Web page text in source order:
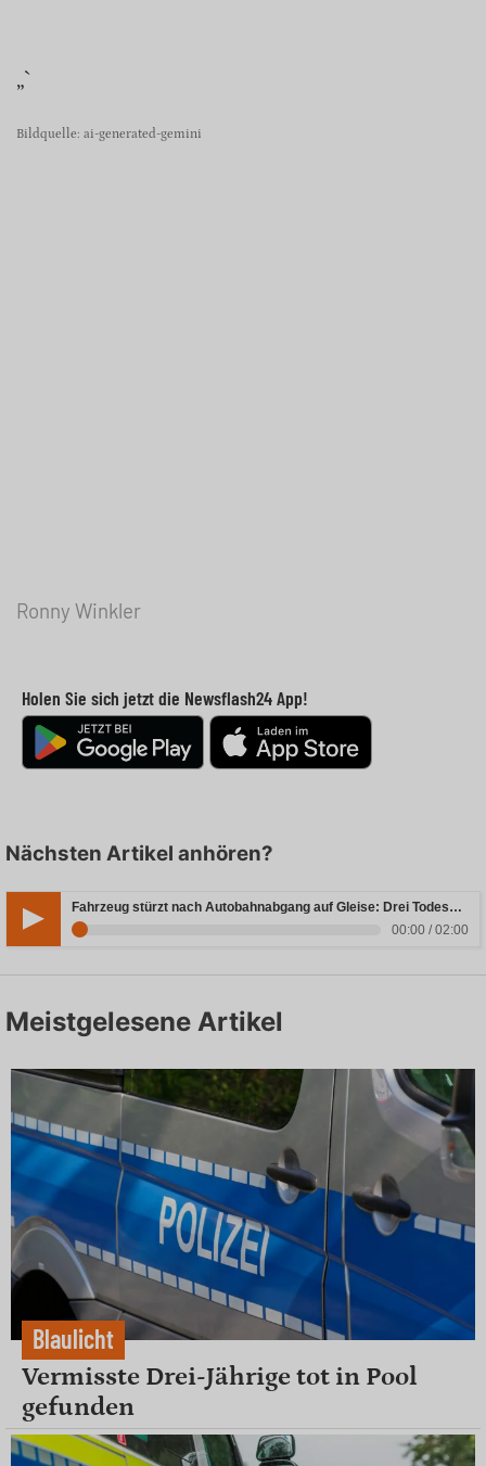
„`
Bildquelle: ai-generated-gemini
Ronny Winkler
Holen Sie sich jetzt die Newsflash24 App!
Nächsten Artikel anhören?
Fahrzeug stürzt nach Autobahnabgang auf Gleise: Drei Todesopfer in Bayern
00:00 / 02:00
Meistgelesene Artikel
Blaulicht
Vermisste Drei-Jährige tot in Pool
gefunden